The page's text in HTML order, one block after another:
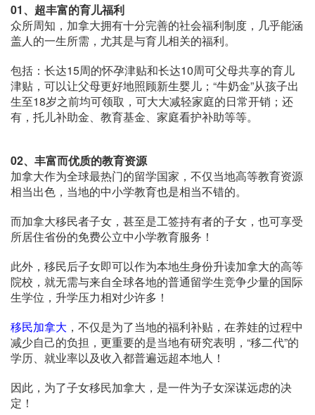
01、 超丰富的育儿福利
众所周知，加拿大拥有十分完善的社会福利制度，几乎能涵
盖人的一生所需，尤其是与育儿相关的福利。
包括：长达15周的怀孕津贴和长达10周可父母共享的育儿
津贴，可以让父母更好地照顾新生婴儿；“牛奶金”从孩子出
生至18岁之前均可领取，可大大减轻家庭的日常开销；还
有，托儿补助金、教育基金、家庭看护补助等等。
02、 丰富而优质的教育资源
加拿大作为全球最热门的留学国家，不仅当地高等教育资源
相当出色，当地的中小学教育也是相当不错的。
而加拿大移民者子女，甚至是工签持有者的子女，也可享受
所居住省份的免费公立中小学教育服务！
此外，移民后子女即可以作为本地生身份升读加拿大的高等
院校，就无需与来自全球各地的普通留学生竞争少量的国际
生学位，升学压力相对少许多！
移民加拿大 ，不仅是为了当地的福利补贴，在养娃的过程中
减少自己的负担，更重要的是当地有研究表明，“移二代”的
学历、就业率以及收入都普遍远超本地人！
因此，为了子女移民加拿大，是一件为子女深谋远虑的决
定！